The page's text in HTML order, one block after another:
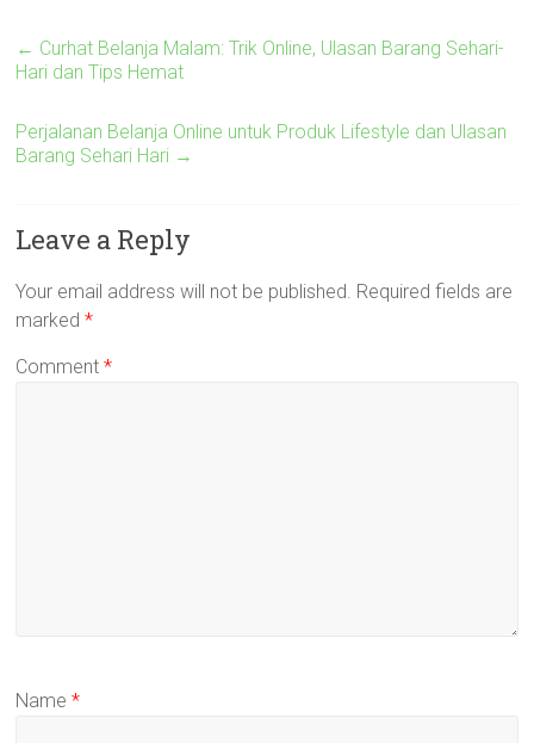
← Curhat Belanja Malam: Trik Online, Ulasan Barang Sehari-
Hari dan Tips Hemat
Perjalanan Belanja Online untuk Produk Lifestyle dan Ulasan
Barang Sehari Hari →
Leave a Reply
Your email address will not be published. Required fields are
marked*
Comment*
Name*